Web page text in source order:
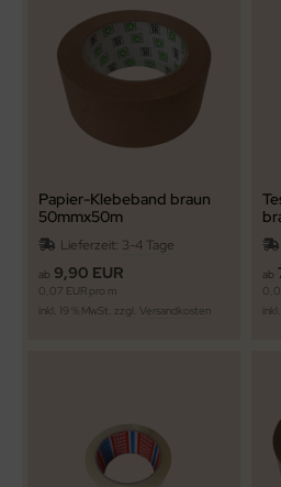
Papier-Klebeband braun
50mmx50m
Lieferzeit: 3-4 Tage
ab 9,90 EUR
0,07 EUR pro m
inkl. 19 % MwSt. zzgl. Versandkosten
ab